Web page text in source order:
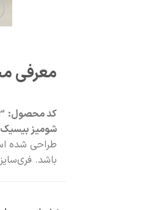
معرفی
کد محصول:
شومیز بیسیک قد ۸۰
باشد. فری‌سایز